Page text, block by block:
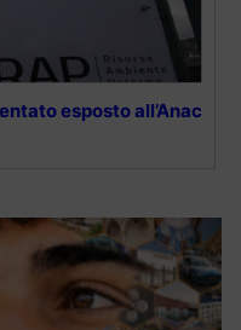
esposto all’Anac